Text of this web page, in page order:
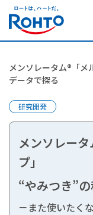
メンソレータム®「メ
データで探る
研究開発
メンソレー
プ」
“やみつき”
－また使いたく